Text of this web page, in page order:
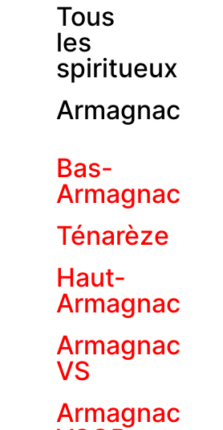
Tous
les
spiritueux
Armagnac
Bas-
Armagnac
Ténarèze
Haut-
Armagnac
Armagnac
VS
Armagnac